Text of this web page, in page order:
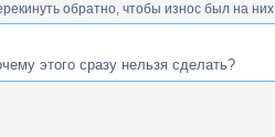
обратно, чтобы износ был на них..
этого сразу нельзя сделать?